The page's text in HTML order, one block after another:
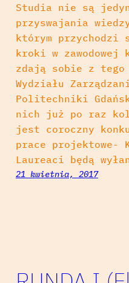
Studia nie są
przyswajania
którym przychodzi
kroki w
zdają sobie z tego
Wydziału
Politechniki
nich już po raz
jest coroczny
prace projektowe-
Laureaci będą
21 kwietnia, 2017